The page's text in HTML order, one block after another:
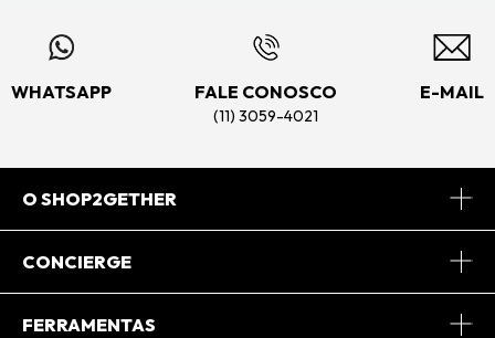
WHATSAPP FALE CONOSCO
(11) 3059-4021
E-MAIL
O SHOP2GETHER
Sobre Nós
CONCIERGE
Central de Relacionamento
FERRAMENTAS